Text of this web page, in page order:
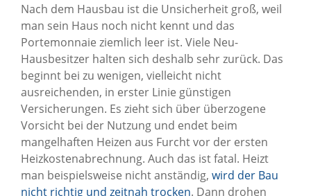
Nach dem Hausbau ist die Unsicherheit groß, weil
man sein Haus noch nicht kennt und das
Portemonnaie ziemlich leer ist. Viele Neu-
Hausbesitzer halten sich deshalb sehr zurück. Das
beginnt bei zu wenigen, vielleicht nicht
ausreichenden, in erster Linie günstigen
Versicherungen. Es zieht sich über überzogene
Vorsicht bei der Nutzung und endet beim
mangelhaften Heizen aus Furcht vor der ersten
Heizkostenabrechnung. Auch das ist fatal. Heizt
man beispielsweise nicht anständig, wird der Bau
nicht richtig und zeitnah trocken. Dann drohen